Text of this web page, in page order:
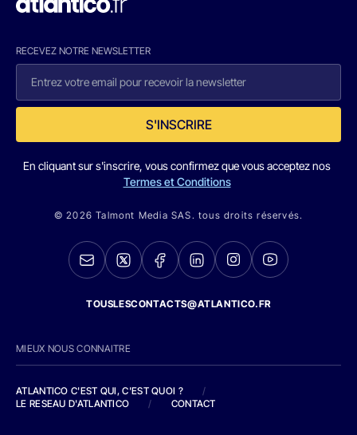
RECEVEZ NOTRE NEWSLETTER
S'INSCRIRE
En cliquant sur s'inscrire, vous confirmez que vous acceptez nos
Termes et Conditions
© 2026 Talmont Media SAS. tous droits réservés.
TOUSLESCONTACTS@ATLANTICO.FR
MIEUX NOUS CONNAITRE
ATLANTICO C'EST QUI, C'EST QUOI ?
/
LE RESEAU D'ATLANTICO
/ CONTACT